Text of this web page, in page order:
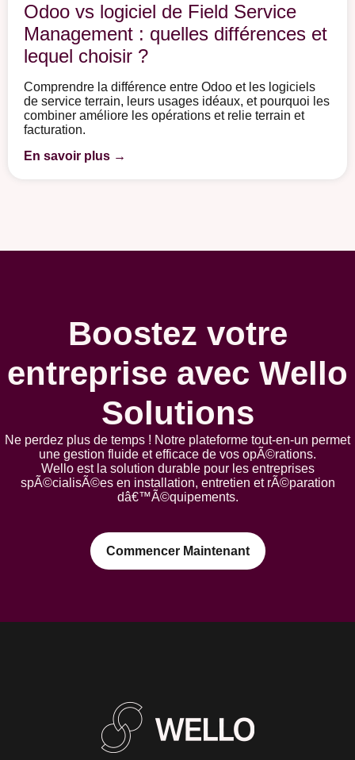
Odoo vs logiciel de Field Service
Management : quelles différences et
lequel choisir ?
Comprendre la différence entre Odoo et les logiciels
de service terrain, leurs usages idéaux, et pourquoi les
combiner améliore les opérations et relie terrain et
facturation.
En savoir plus →
Boostez votre
entreprise avec Wello
Solutions
Ne perdez plus de temps ! Notre plateforme tout-en-un permet
une gestion fluide et efficace de vos opÃ©rations.
Wello est la solution durable pour les entreprises
spÃ©cialisÃ©es en installation, entretien et rÃ©paration
dâ€™Ã©quipements.
Commencer Maintenant